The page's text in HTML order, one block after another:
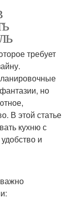
требует
но
В этой статье
кухню с
и